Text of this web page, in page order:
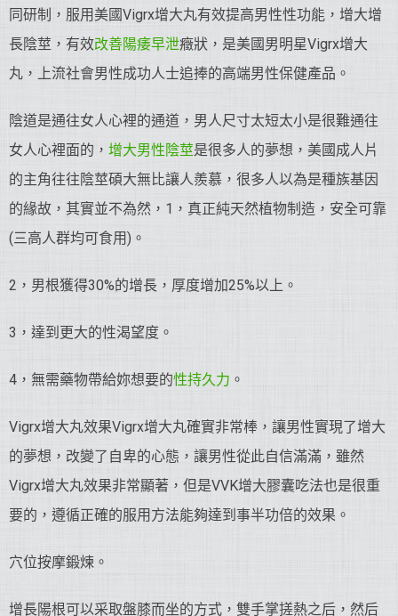
同研制，服用美國Vigrx增大丸有效提高男性性功能，增大增
長陰莖，有效改善陽痿早泄癥狀，是美國男明星Vigrx增大
丸，上流社會男性成功人士追捧的高端男性保健產品。
陰道是通往女人心裡的通道，男人尺寸太短太小是很難通往
女人心裡面的， 增大男性陰莖是很多人的夢想，美國成人片
的主角往往陰莖碩大無比讓人羨慕，很多人以為是種族基因
的緣故，其實並不為然，1，真正純天然植物制造，安全可靠
(三高人群均可食用)。
2，男根獲得30%的增長，厚度增加25%以上。
3，達到更大的性渴望度。
4，無需藥物帶給妳想要的性持久力 。
Vigrx增大丸效果Vigrx增大丸確實非常棒，讓男性實現了增大
的夢想，改變了自卑的心態，讓男性從此自信滿滿，雖然
Vigrx增大丸效果非常顯著，但是VVK增大膠囊吃法也是很重
要的，遵循正確的服用方法能夠達到事半功倍的效果。
穴位按摩鍛煉。
增長陽根可以采取盤膝而坐的方式，雙手掌搓熱之后，然后